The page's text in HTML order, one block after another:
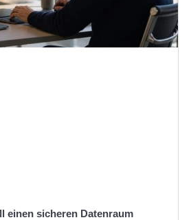
einen sicheren Datenraum